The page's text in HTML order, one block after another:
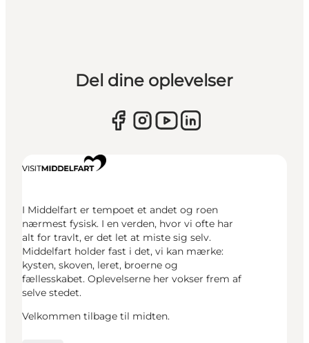
Del dine oplevelser
I Middelfart er tempoet et andet og roen
nærmest fysisk. I en verden, hvor vi ofte har
alt for travlt, er det let at miste sig selv.
Middelfart holder fast i det, vi kan mærke:
kysten, skoven, leret, broerne og
fællesskabet. Oplevelserne her vokser frem af
selve stedet.
Velkommen tilbage til midten.